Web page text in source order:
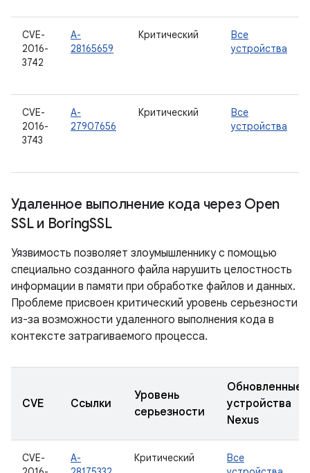
CVE-
2016-
3742
A-
28165659
Критический
Все
устройства
CVE-
2016-
3743
A-
27907656
Критический
Все
устройства
Удаленное выполнение кода через Open
SSL и BoringSSL
Уязвимость позволяет злоумышленнику с помощью
специально созданного файла нарушить целостность
информации в памяти при обработке файлов и данных.
Проблеме присвоен критический уровень серьезности
из-за возможности удаленного выполнения кода в
контексте затрагиваемого процесса.
CVE Ссылки
Уровень
серьезности
Обновленные
устройства
Nexus
CVE-
A-
Критический
Все